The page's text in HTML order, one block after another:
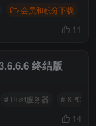
会员和积分下载
11
终结版
# Rust服务器 # XPC
14